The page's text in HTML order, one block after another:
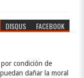
DISQUS FACEBOOK
condición de
dañar la moral